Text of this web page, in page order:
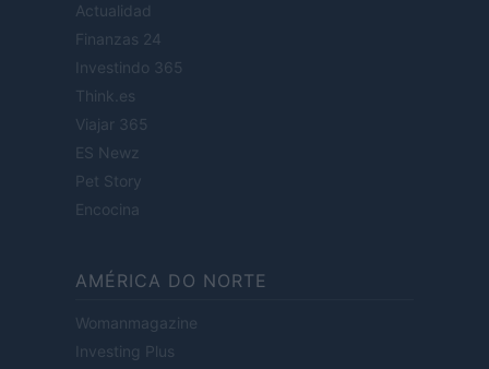
Actualidad
Finanzas 24
Investindo 365
Think.es
Viajar 365
ES Newz
Pet Story
Encocina
AMÉRICA DO NORTE
Womanmagazine
Investing Plus